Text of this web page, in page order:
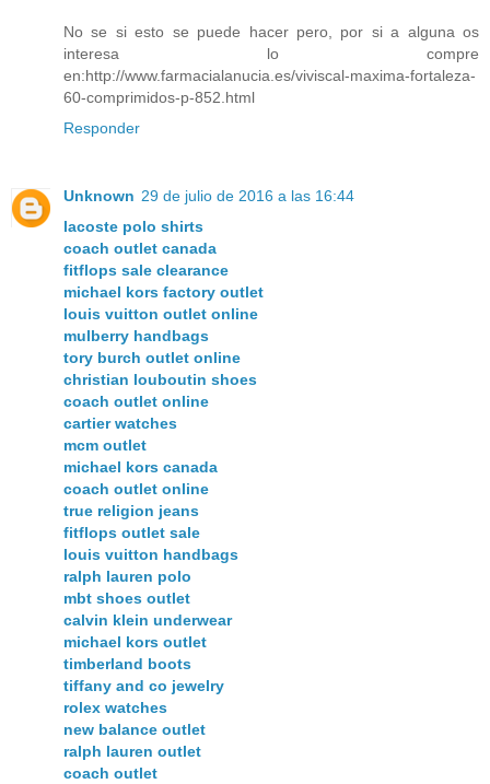
No se si esto se puede hacer pero, por si a alguna os
interesa lo compre
en:http://www.farmacialanucia.es/viviscal-maxima-fortaleza-
60-comprimidos-p-852.html
Responder
Unknown 29 de julio de 2016 a las 16:44
lacoste polo shirts
coach outlet canada
fitflops sale clearance
michael kors factory outlet
louis vuitton outlet online
mulberry handbags
tory burch outlet online
christian louboutin shoes
coach outlet online
cartier watches
mcm outlet
michael kors canada
coach outlet online
true religion jeans
fitflops outlet sale
louis vuitton handbags
ralph lauren polo
mbt shoes outlet
calvin klein underwear
michael kors outlet
timberland boots
tiffany and co jewelry
rolex watches
new balance outlet
ralph lauren outlet
coach outlet